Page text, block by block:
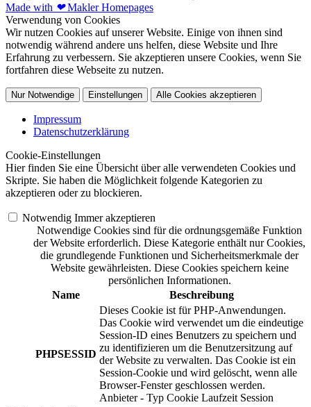
Made with ❤Makler Homepages
Verwendung von Cookies
Wir nutzen Cookies auf unserer Website. Einige von ihnen sind
notwendig während andere uns helfen, diese Website und Ihre
Erfahrung zu verbessern. Sie akzeptieren unsere Cookies, wenn Sie
fortfahren diese Webseite zu nutzen.
Nur Notwendige Einstellungen Alle Cookies akzeptieren
Impressum
Datenschutzerklärung
Cookie-Einstellungen
Hier finden Sie eine Übersicht über alle verwendeten Cookies und
Skripte. Sie haben die Möglichkeit folgende Kategorien zu
akzeptieren oder zu blockieren.
Notwendig Immer akzeptieren
Notwendige Cookies sind für die ordnungsgemäße Funktion
der Website erforderlich. Diese Kategorie enthält nur Cookies,
die grundlegende Funktionen und Sicherheitsmerkmale der
Website gewährleisten. Diese Cookies speichern keine
persönlichen Informationen.
Name
Beschreibung
PHPSESSID
Dieses Cookie ist für PHP-Anwendungen.
Das Cookie wird verwendet um die eindeutige
Session-ID eines Benutzers zu speichern und
zu identifizieren um die Benutzersitzung auf
der Website zu verwalten. Das Cookie ist ein
Session-Cookie und wird gelöscht, wenn alle
Browser-Fenster geschlossen werden.
Anbieter - Typ Cookie Laufzeit Session